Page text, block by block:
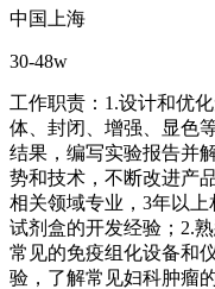
中国上海
30-48w
工作职责：1.设计和优
体、封闭、增强、显色
结果，编写实验报告并
势和技术，不断改进产
相关领域专业，3年以
试剂盒的开发经验；2.
常见的免疫组化设备和
验，了解常见妇科肿瘤